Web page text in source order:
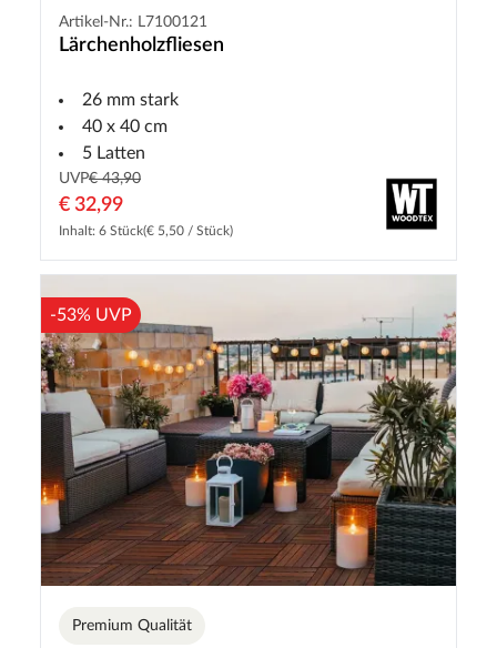
Artikel-Nr.: L7100121
Lärchenholzfliesen
26 mm stark
40 x 40 cm
5 Latten
UVP€ 43,90
€ 32,99
Inhalt: 6 Stück(€ 5,50 / Stück)
-53% UVP
Premium Qualität